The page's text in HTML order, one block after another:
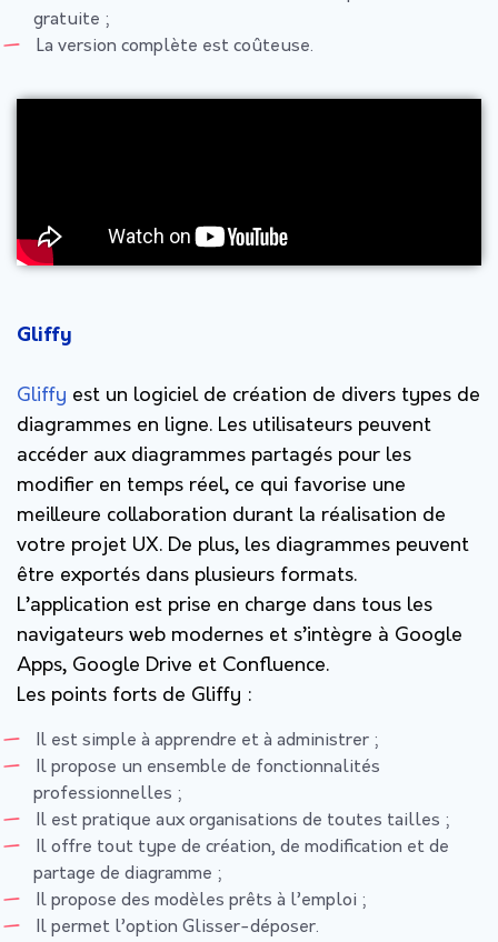
gratuite ;
La version complète est coûteuse.
Gliffy
Gliffy est un logiciel de création de divers types de
diagrammes en ligne. Les utilisateurs peuvent
accéder aux diagrammes partagés pour les
modifier en temps réel, ce qui favorise une
meilleure collaboration durant la réalisation de
votre projet UX. De plus, les diagrammes peuvent
être exportés dans plusieurs formats.
L’application est prise en charge dans tous les
navigateurs web modernes et s’intègre à Google
Apps, Google Drive et Confluence.
Les points forts de Gliffy :
Il est simple à apprendre et à administrer ;
Il propose un ensemble de fonctionnalités
professionnelles ;
Il est pratique aux organisations de toutes tailles ;
Il offre tout type de création, de modification et de
partage de diagramme ;
Il propose des modèles prêts à l’emploi ;
Il permet l’option Glisser-déposer.